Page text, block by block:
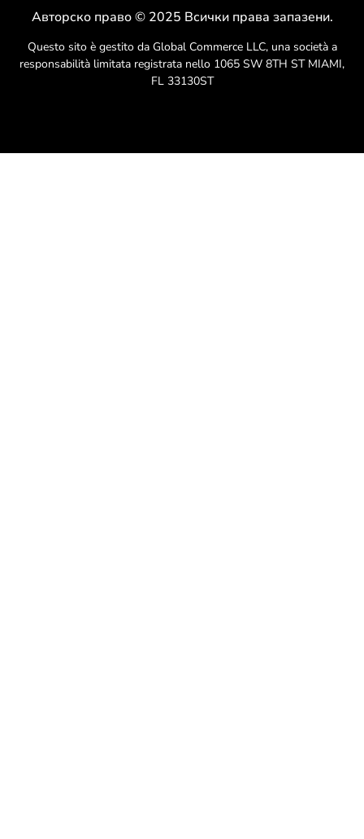
Авторско право © 2025 Всички права запазени.
Questo sito è gestito da Global Commerce LLC, una società a
responsabilità limitata registrata nello 1065 SW 8TH ST MIAMI,
FL 33130ST